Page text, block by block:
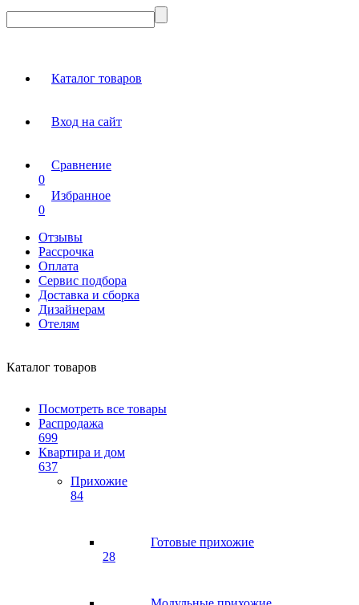
Каталог товаров
Вход на сайт
Сравнение
0
Избранное
0
Отзывы
Рассрочка
Оплата
Сервис подбора
Доставка и сборка
Дизайнерам
Отелям
Каталог товаров
Посмотреть все товары
Распродажа
699
Квартира и дом
637
Прихожие
84
Готовые прихожие
28